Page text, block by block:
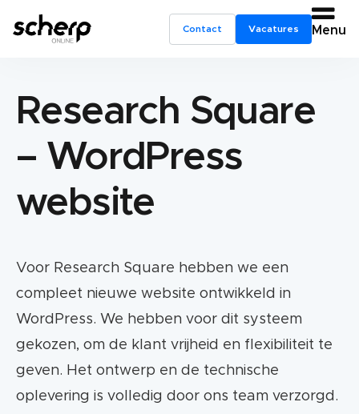
Contact Vacatures Menu
Research Square
– WordPress
website
Voor Research Square hebben we een
compleet nieuwe website ontwikkeld in
WordPress. We hebben voor dit systeem
gekozen, om de klant vrijheid en flexibiliteit te
geven. Het ontwerp en de technische
oplevering is volledig door ons team verzorgd.